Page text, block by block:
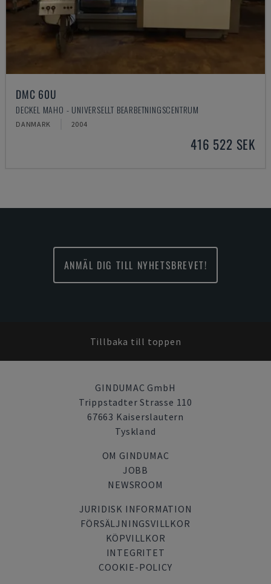
DMC 60U
DECKEL MAHO - UNIVERSELLT BEARBETNINGSCENTRUM
DANMARK 2004
416 522 SEK
ANMÄL DIG TILL NYHETSBREVET!
Tillbaka till toppen
GINDUMAC GmbH
Trippstadter Strasse 110
67663 Kaiserslautern
Tyskland
OM GINDUMAC
JOBB
NEWSROOM
JURIDISK INFORMATION
FÖRSÄLJNINGSVILLKOR
KÖPVILLKOR
INTEGRITET
COOKIE-POLICY